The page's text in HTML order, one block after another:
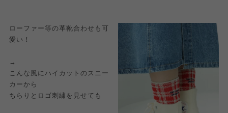
ローファー等の革靴合わせも可
愛い！
→
こんな風にハイカットのスニー
カーから
ちらりとロゴ刺繍を見せても